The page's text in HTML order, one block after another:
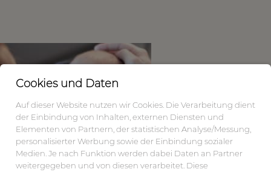
Cookies und Daten
Auf dieser Website nutzen wir Cookies. Die Verarbeitung dient
der Einbindung von Inhalten, externen Diensten und
Elementen von Partnern, der statistischen Analyse/Messung,
personalisierter Werbung sowie der Einbindung sozialer
Medien. Je nach Funktion werden dabei Daten an Partner
weitergegeben und von diesen verarbeitet. Diese